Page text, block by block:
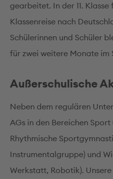
gearbeitet. In der 11.
Klassenreise nach
Schülerinnen und Schüler
für zwei weitere Monate im
Außerschulische
Neben dem regulären
AGs in den Bereichen
Rhythmische
Instrumentalgruppe) und
Werkstatt, Robotik).